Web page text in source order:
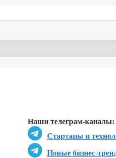
Наши телеграм-каналы:
Стартапы и
Новые бизнес-